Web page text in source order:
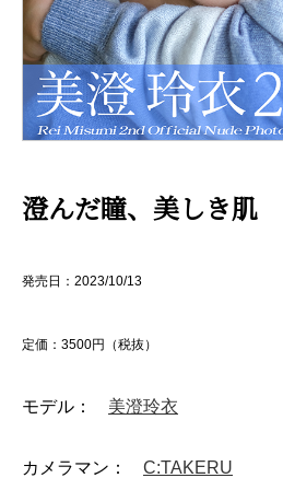
澄んだ瞳、美しき肌
発売日：2023/10/13
定価：3500円（税抜）
モデル： 美澄玲衣
カメラマン： C:TAKERU